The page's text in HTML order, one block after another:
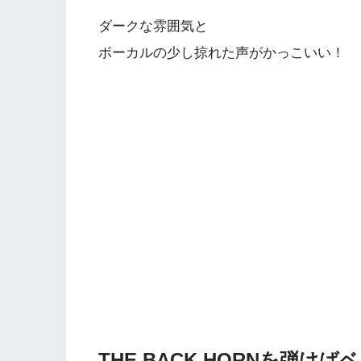
ダークな雰囲気と
ボーカルの少し掠れた声がかっこいい！